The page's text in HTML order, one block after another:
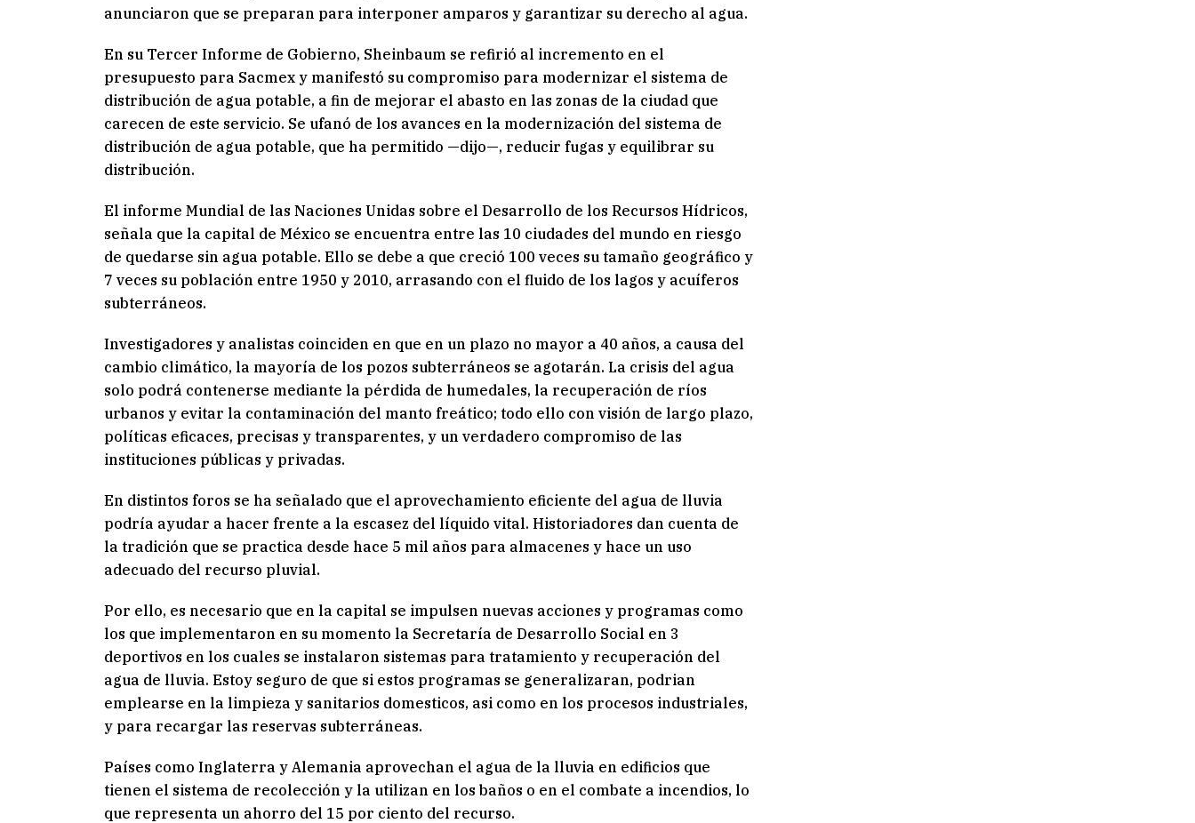
anunciaron que se preparan para interponer amparos y garantizar su derecho al agua.
En su Tercer Informe de Gobierno, Sheinbaum se refirió al incremento en el
presupuesto para Sacmex y manifestó su compromiso para modernizar el sistema de
distribución de agua potable, a fin de mejorar el abasto en las zonas de la ciudad que
carecen de este servicio. Se ufanó de los avances en la modernización del sistema de
distribución de agua potable, que ha permitido —dijo—, reducir fugas y equilibrar su
distribución.
El informe Mundial de las Naciones Unidas sobre el Desarrollo de los Recursos Hídricos,
señala que la capital de México se encuentra entre las 10 ciudades del mundo en riesgo
de quedarse sin agua potable. Ello se debe a que creció 100 veces su tamaño geográfico y
7 veces su población entre 1950 y 2010, arrasando con el fluido de los lagos y acuíferos
subterráneos.
Investigadores y analistas coinciden en que en un plazo no mayor a 40 años, a causa del
cambio climático, la mayoría de los pozos subterráneos se agotarán. La crisis del agua
solo podrá contenerse mediante la pérdida de humedales, la recuperación de ríos
urbanos y evitar la contaminación del manto freático; todo ello con visión de largo plazo,
políticas eficaces, precisas y transparentes, y un verdadero compromiso de las
instituciones públicas y privadas.
En distintos foros se ha señalado que el aprovechamiento eficiente del agua de lluvia
podría ayudar a hacer frente a la escasez del líquido vital. Historiadores dan cuenta de
la tradición que se practica desde hace 5 mil años para almacenes y hace un uso
adecuado del recurso pluvial.
Por ello, es necesario que en la capital se impulsen nuevas acciones y programas como
los que implementaron en su momento la Secretaría de Desarrollo Social en 3
deportivos en los cuales se instalaron sistemas para tratamiento y recuperación del
agua de lluvia. Estoy seguro de que si estos programas se generalizaran, podrian
emplearse en la limpieza y sanitarios domesticos, asi como en los procesos industriales,
y para recargar las reservas subterráneas.
Países como Inglaterra y Alemania aprovechan el agua de la lluvia en edificios que
tienen el sistema de recolección y la utilizan en los baños o en el combate a incendios, lo
que representa un ahorro del 15 por ciento del recurso.